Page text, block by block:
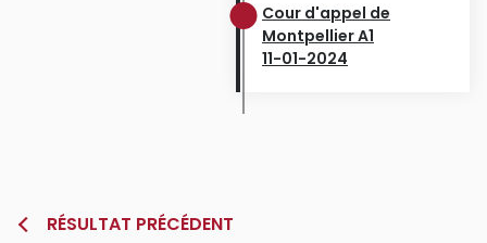
Cour d'appel de
Montpellier A1
11-01-2024
RÉSULTAT PRÉCÉDENT